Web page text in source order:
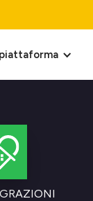
piattaforma